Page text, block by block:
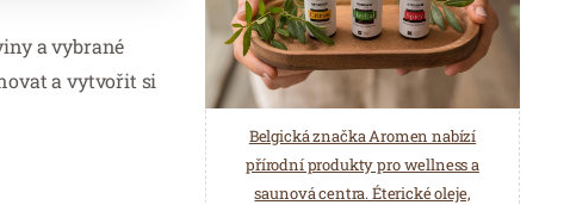
a vybrané
a vytvořit si
Belgická značka Aromen nabízí
přírodní produkty pro wellness a
saunová centra. Éterické oleje,
ASTORIA Hotel & Medical Spa je
poskytovatelem lázeňské léčebně
rehabilitační péče. Odpočiňte si ve